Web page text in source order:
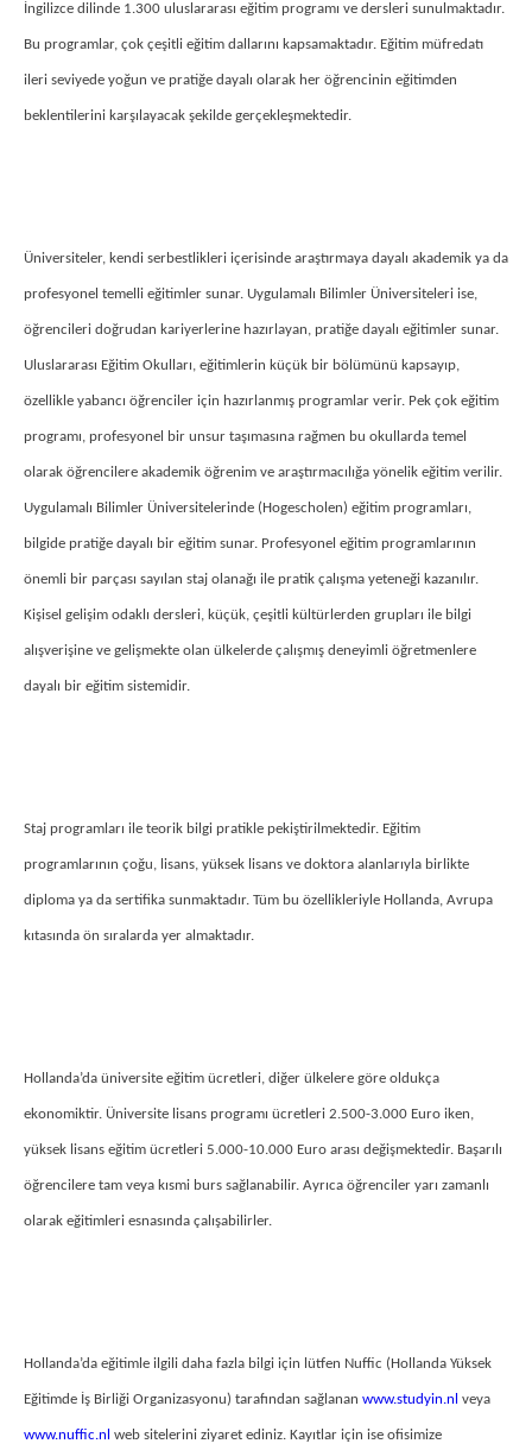
İngilizce dilinde 1.300 uluslararası eğitim programı ve dersleri sunulmaktadır.
Bu programlar, çok çeşitli eğitim dallarını kapsamaktadır. Eğitim müfredatı
ileri seviyede yoğun ve pratiğe dayalı olarak her öğrencinin eğitimden
beklentilerini karşılayacak şekilde gerçekleşmektedir.
Üniversiteler, kendi serbestlikleri içerisinde araştırmaya dayalı akademik ya da
profesyonel temelli eğitimler sunar. Uygulamalı Bilimler Üniversiteleri ise,
öğrencileri doğrudan kariyerlerine hazırlayan, pratiğe dayalı eğitimler sunar.
Uluslararası Eğitim Okulları, eğitimlerin küçük bir bölümünü kapsayıp,
özellikle yabancı öğrenciler için hazırlanmış programlar verir. Pek çok eğitim
programı, profesyonel bir unsur taşımasına rağmen bu okullarda temel
olarak öğrencilere akademik öğrenim ve araştırmacılığa yönelik eğitim verilir.
Uygulamalı Bilimler Üniversitelerinde (Hogescholen) eğitim programları,
bilgide pratiğe dayalı bir eğitim sunar. Profesyonel eğitim programlarının
önemli bir parçası sayılan staj olanağı ile pratik çalışma yeteneği kazanılır.
Kişisel gelişim odaklı dersleri, küçük, çeşitli kültürlerden grupları ile bilgi
alışverişine ve gelişmekte olan ülkelerde çalışmış deneyimli öğretmenlere
dayalı bir eğitim sistemidir.
Staj programları ile teorik bilgi pratikle pekiştirilmektedir. Eğitim
programlarının çoğu, lisans, yüksek lisans ve doktora alanlarıyla birlikte
diploma ya da sertifika sunmaktadır. Tüm bu özellikleriyle Hollanda, Avrupa
kıtasında ön sıralarda yer almaktadır.
Hollanda’da üniversite eğitim ücretleri, diğer ülkelere göre oldukça
ekonomiktir. Üniversite lisans programı ücretleri 2.500-3.000 Euro iken,
yüksek lisans eğitim ücretleri 5.000-10.000 Euro arası değişmektedir. Başarılı
öğrencilere tam veya kısmi burs sağlanabilir. Ayrıca öğrenciler yarı zamanlı
olarak eğitimleri esnasında çalışabilirler.
Hollanda’da eğitimle ilgili daha fazla bilgi için lütfen Nuffic (Hollanda Yüksek
Eğitimde İş Birliği Organizasyonu) tarafından sağlanan www.studyin.nl veya
www.nuffic.nl web sitelerini ziyaret ediniz. Kayıtlar için ise ofisimize